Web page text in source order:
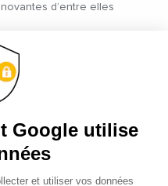
d’entre elles
de terrain réalisés
sur les acteurs régionaux
d’aider les personnes qui
Retrouvez aussi les